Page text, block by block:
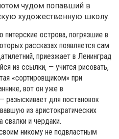
чудом попавший в
художественную школу.
острова, погрязшие в
рассказах появляется сам
приезжает в Ленинград
из ссылки, — учится рисовать,
«сортировщиком» при
вот он уже в
разыскивает для постановок
из аристократических
и чердаки.
никому не подвластным